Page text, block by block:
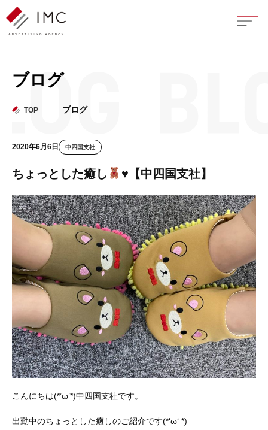
座談
イン
フェ
ブログ
TOP ブログ
2020年6月6日 中四国支社
ちょっとした癒し ♥ 【中四国支社】
こんにちは(*’ω’*)中四国支社です。
出勤中のちょっとした癒しのご紹介です(*‘ω‘ *)